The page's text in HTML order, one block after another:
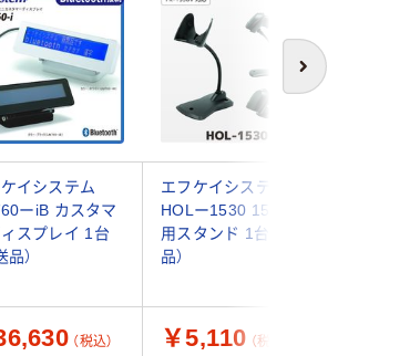
次へ
イシステム
ーiB カスタマ
スプレイ 1台
品）
エフケイシステム
HOLー1530 1530V専
用スタンド 1台（直送
品）
（税込） ￥5,110 （税込）